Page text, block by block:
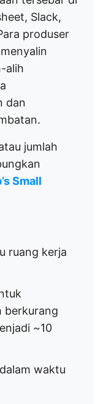
Slack,
produser
alih
dan
jumlah
Small
ruang kerja
berkurang
~10
waktu